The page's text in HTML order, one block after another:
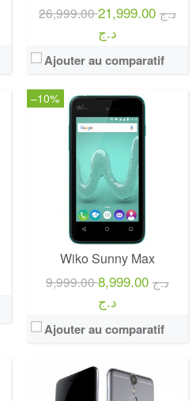
26,999.00 د.ج 21,999.00
د.ج
Ajouter au comparatif
–10%
Wiko Sunny Max
9,999.00 د.ج 8,999.00
د.ج
Ajouter au comparatif